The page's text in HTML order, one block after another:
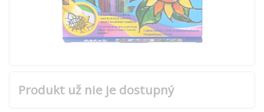
Produkt už nie je dostupný